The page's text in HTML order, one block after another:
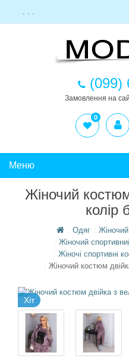
. . .
(099)
Замовлення на
0
Меню
Жіночий
колір
Одяг
Жіночий
Жіночий
Жіночі спортивні
Жіночий костюм
Хіт